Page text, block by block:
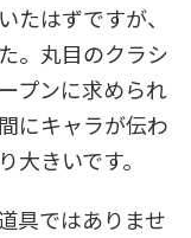
たはずですが、
。丸目のクラシ
プンに求められ
にキャラが伝わ
きいです。
具ではありませ